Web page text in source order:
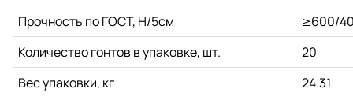
Прочность по ГОСТ, Н/5см
≥600/
Количество гонтов в упаковке, шт.
20
Вес упаковки, кг
24.31